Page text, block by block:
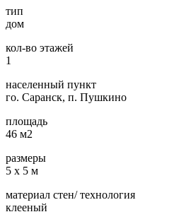
тип
дом
кол-во этажей
1
населенный пункт
го. Саранск, п. Пушкино
площадь
46 м2
размеры
5 х 5 м
материал стен/ технология
клееный